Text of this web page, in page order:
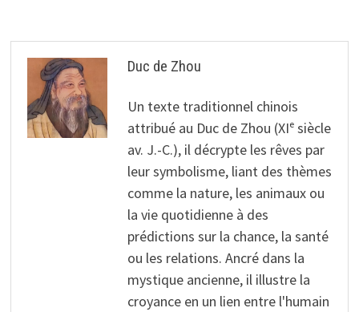
Duc de Zhou
Un texte traditionnel chinois
attribué au Duc de Zhou (XIᵉ siècle
av. J.-C.), il décrypte les rêves par
leur symbolisme, liant des thèmes
comme la nature, les animaux ou
la vie quotidienne à des
prédictions sur la chance, la santé
ou les relations. Ancré dans la
mystique ancienne, il illustre la
croyance en un lien entre l'humain